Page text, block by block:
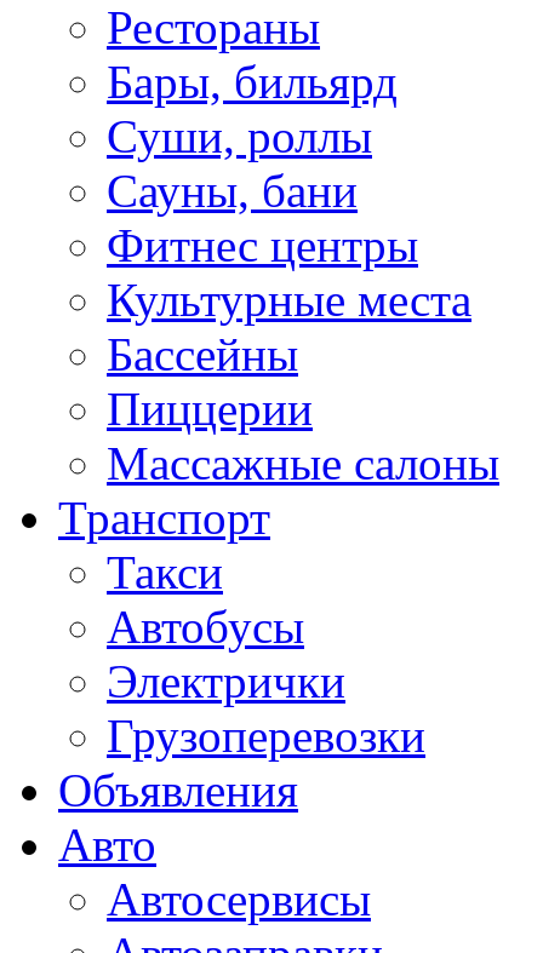
Рестораны
Бары, бильярд
Суши, роллы
Сауны, бани
Фитнес центры
Культурные места
Бассейны
Пиццерии
Массажные салоны
Транспорт
Такси
Автобусы
Электрички
Грузоперевозки
Объявления
Авто
Автосервисы